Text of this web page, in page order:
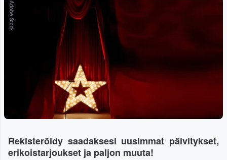
Adobe Stock
Rekisteröidy saadaksesi uusimmat päivitykset,
erikoistarjoukset ja paljon muuta!